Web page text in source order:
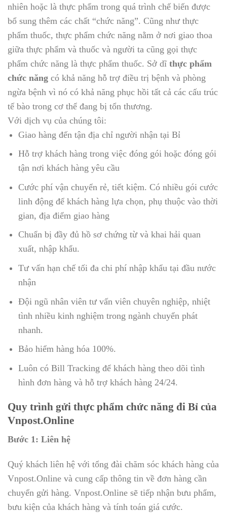
nhiên hoặc là thực phẩm trong quá trình chế biến được
bổ sung thêm các chất “chức năng”. Cũng như thực
phẩm thuốc, thực phẩm chức năng nằm ở nơi giao thoa
giữa thực phẩm và thuốc và người ta cũng gọi thực
phẩm chức năng là thực phẩm thuốc. Sở dĩ thực phẩm
chức năng có khả năng hỗ trợ điều trị bệnh và phòng
ngừa bệnh vì nó có khả năng phục hồi tất cả các cấu trúc
tế bào trong cơ thể đang bị tổn thương.
Với dịch vụ của chúng tôi:
Giao hàng đến tận địa chỉ người nhận tại Bỉ
Hỗ trợ khách hàng trong việc đóng gói hoặc đóng gói
tận nơi khách hàng yêu cầu
Cước phí vận chuyển rẻ, tiết kiệm. Có nhiều gói cước
linh động để khách hàng lựa chọn, phụ thuộc vào thời
gian, địa điểm giao hàng
Chuẩn bị đầy đủ hồ sơ chứng từ và khai hải quan
xuất, nhập khẩu.
Tư vấn hạn chế tối đa chi phí nhập khẩu tại đầu nước
nhận
Đội ngũ nhân viên tư vấn viên chuyên nghiệp, nhiệt
tình nhiều kinh nghiệm trong ngành chuyển phát
nhanh.
Bảo hiểm hàng hóa 100%.
Luôn có Bill Tracking để khách hàng theo dõi tình
hình đơn hàng và hỗ trợ khách hàng 24/24.
Quy trình gửi thực phẩm chức năng đi Bỉ của
Vnpost.Online
Bước 1: Liên hệ
Quý khách liên hệ với tổng đài chăm sóc khách hàng của
Vnpost.Online và cung cấp thông tin về đơn hàng cần
chuyển gửi hàng. Vnpost.Online sẽ tiếp nhận bưu phẩm,
bưu kiện của khách hàng và tính toán giá cước.